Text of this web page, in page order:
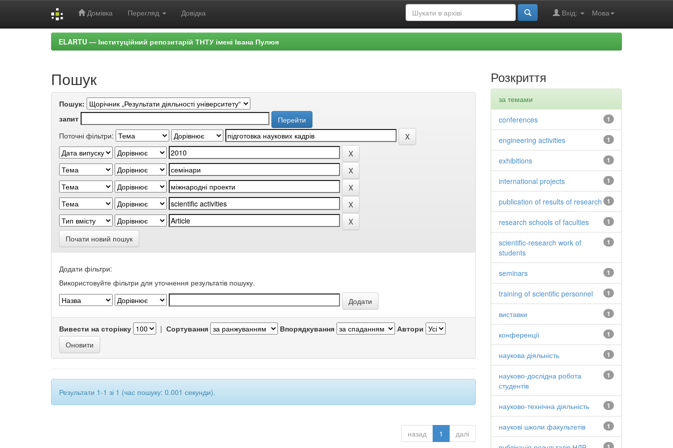
Домівка Перегляд Довідка Мова
Вхід:
ELARTU — Інституційний репозитарій ТНТУ імені Івана Пулюя
Пошук
Пошук:
запит
Поточні фільтри:
Почати новий пошук
Додати фільтри:
Використовуйте фільтри для уточнення результатів пошуку.
Вивести на сторінку | Сортування Впорядкування Автори
Результати 1-1 зі 1 (час пошуку: 0.001 секунди).
назад 1 далі
Розкриття
за темами
1
conferences
1
engineering activities
1
exhibitions
1
international projects
1
publication of results of research
1
research schools of faculties
1
scientific-research work of
students
1
seminars
1
training of scientific personnel
1
виставки
1
конференції
1
наукова діяльність
1
науково-дослідна робота
студентів
1
науково-технічна діяльність
1
наукові школи факультетів